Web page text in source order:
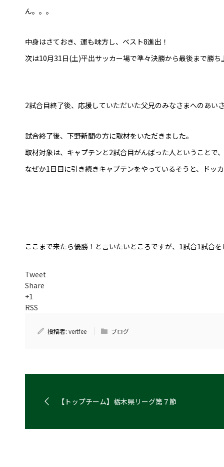
ん。。。
中身はさておき、運も味方し、ベスト8進出！
次は10月31日(土)平出サッカー場で準々決勝から最後まで勝
2試合目終了後、応援していただいた父兄のみなさまへのあい
試合終了後、下野新聞の方に取材をいただきました。
取材対象は、キャプテンと2試合目がんばった人ということで、
なぜか1日目に引き続きキャプテンをやっているそうと、ドッ
ここまで来たら優勝！と言いたいところですが、1試合1試合
Tweet
Share
+1
RSS
投稿者: vertfee ブログ
【トップチーム】栃木県リーグ第７節